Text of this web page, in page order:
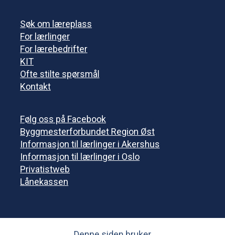
Søk om læreplass
For lærlinger
For lærebedrifter
KIT
Ofte stilte spørsmål
Kontakt
Følg oss på Facebook
Byggmesterforbundet Region Øst
Informasjon til lærlinger i Akershus
Informasjon til lærlinger i Oslo
Privatistweb
Lånekassen